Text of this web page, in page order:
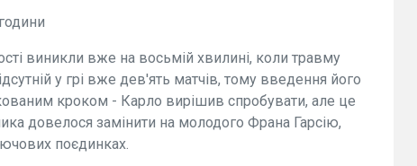
виникли вже на восьмій хвилині, коли травму
у грі вже дев'ять матчів, тому введення його
кроком - Карло вирішив спробувати, але це
довелося замінити на молодого Франа Гарсію,
поєдинках.